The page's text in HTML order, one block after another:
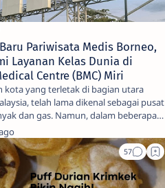
Pariwisata Medis Borneo,
Layanan Kelas Dunia di
Centre (BMC) Miri
kota yang terletak di bagian utara
telah lama dikenal sebagai pusat
dan gas. Namun, dalam beberapa